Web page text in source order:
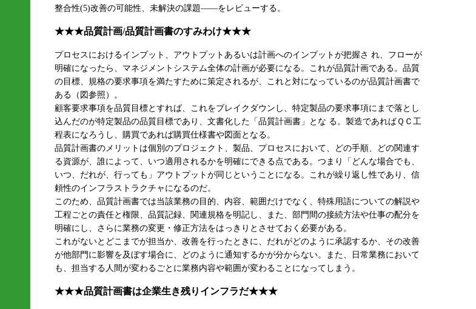
整合性(5)改善の可能性、未解決の課題――をレビューする。
★★★品質計画/品質計画書のすみわけ★★★
プロセスにおけるインプット、アウトプットあるいは計画へのインプットが把握さ れ、フローが
明確になったら、マネジメントシステム全体の計画が必要になる。これが品質計画である。品質
の目標、規格の要求事項を満たすために策定されるが、これと対になっているのが品質計画書で
ある（図参照）。
顧客要求事項を品質目標とすれば、これをブレイクダウンし、特定製品の要求事項にまで落とし
込んだのが特定製品の品質目標であり、文書化した「品質計画書」とな る。製造であればＱＣ工
程表になろうし、購買であれば購買仕様書や図面となる。
品質計画書のメリットは個別のプロジェクト、製品、プロセスにおいて、どの手順、どの関連す
る資源が、誰によって、いつ適用されるかを明確にできる点である。つまり「どんな場合でも、
いつ、だれが、行っても」アウトプットが同じということになる。これが繰り返し性であり、信
頼性のインフラストラクチャになるのだ。
このため、品質計画書では当該業務の目的、内容、範囲だけでなく、特殊用語についての解説や
工程ごとの責任と権限、品質記録、関連規格を明記し、また、部門間の接続方法や仕事の配分を
明確にし、さらに業務の変更・修正方法をはっきりとさせておく必要がある。
これがないとどこまでが担当か、改善を行ったときに、だれがどのように承認するか、その改善
が他部門に影響を及ぼす場合に、どのように通知するかが分からない。また、日常業務において
も、担当する人間が変わるごとに業務内容や範囲が変わることになってしまう。
★★★品質計画書は企業生き残りインフラだ★★★